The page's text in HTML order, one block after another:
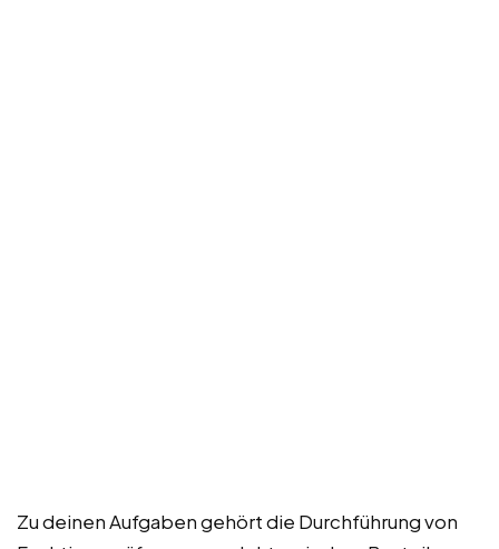
Zu deinen Aufgaben gehört die Durchführung von